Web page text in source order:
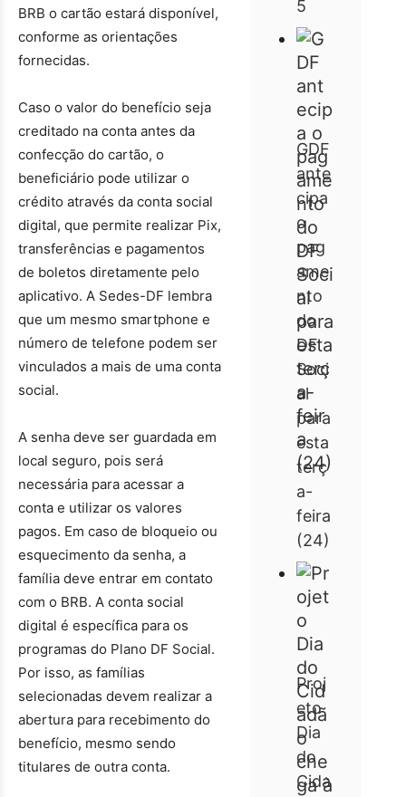
5
GDF
ante
cipa
o
pag
ame
nto
do
DF
Soci
al
para
esta
terç
a-
feira
(24)
Proj
eto
Dia
do
Cida
BRB o cartão estará disponível,
conforme as orientações
fornecidas.
Caso o valor do benefício seja
creditado na conta antes da
confecção do cartão, o
beneficiário pode utilizar o
crédito através da conta social
digital, que permite realizar Pix,
transferências e pagamentos
de boletos diretamente pelo
aplicativo. A Sedes-DF lembra
que um mesmo smartphone e
número de telefone podem ser
vinculados a mais de uma conta
social.
A senha deve ser guardada em
local seguro, pois será
necessária para acessar a
conta e utilizar os valores
pagos. Em caso de bloqueio ou
esquecimento da senha, a
família deve entrar em contato
com o BRB. A conta social
digital é específica para os
programas do Plano DF Social.
Por isso, as famílias
selecionadas devem realizar a
abertura para recebimento do
benefício, mesmo sendo
titulares de outra conta.